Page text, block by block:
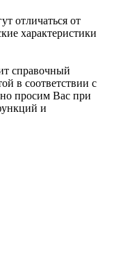
отличаться от
характеристики
справочный
в соответствии с
просим Вас при
и